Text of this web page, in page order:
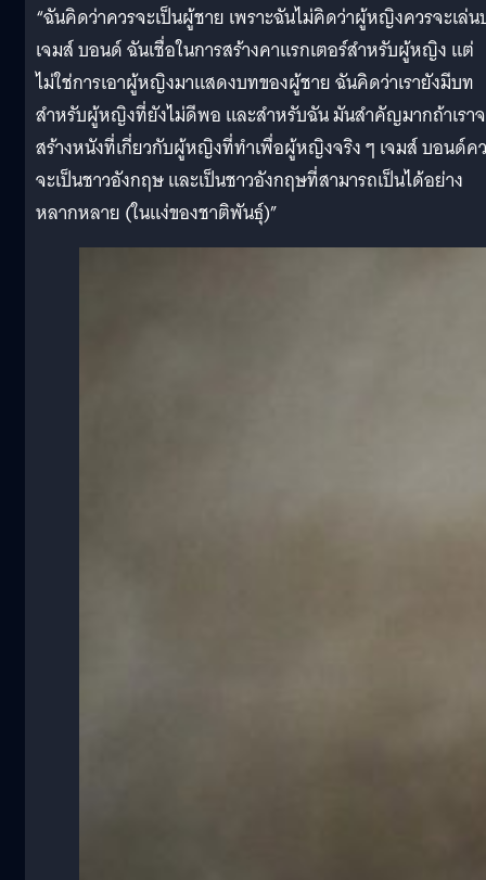
“ฉันคิดว่าควรจะเป็นผู้ชาย เพราะฉันไม่คิดว่าผู้หญิงควรจะเล่
เจมส์ บอนด์ ฉันเชื่อในการสร้างคาแรกเตอร์สำหรับผู้หญิง แต่
ไม่ใช่การเอาผู้หญิงมาแสดงบทของผู้ชาย ฉันคิดว่าเรายังมีบท
สำหรับผู้หญิงที่ยังไม่ดีพอ และสำหรับฉัน มันสำคัญมากถ้าเรา
สร้างหนังที่เกี่ยวกับผู้หญิงที่ทำเพื่อผู้หญิงจริง ๆ เจมส์ บอนด์ค
จะเป็นชาวอังกฤษ และเป็นชาวอังกฤษที่สามารถเป็นได้อย่าง
หลากหลาย (ในแง่ของชาติพันธุ์)”